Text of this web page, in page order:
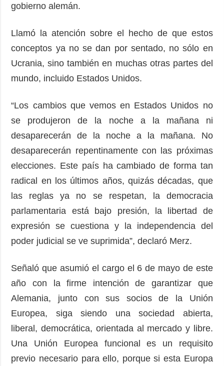
gobierno alemán.
Llamó la atención sobre el hecho de que estos
conceptos ya no se dan por sentado, no sólo en
Ucrania, sino también en muchas otras partes del
mundo, incluido Estados Unidos.
“Los cambios que vemos en Estados Unidos no
se produjeron de la noche a la mañana ni
desaparecerán de la noche a la mañana. No
desaparecerán repentinamente con las próximas
elecciones. Este país ha cambiado de forma tan
radical en los últimos años, quizás décadas, que
las reglas ya no se respetan, la democracia
parlamentaria está bajo presión, la libertad de
expresión se cuestiona y la independencia del
poder judicial se ve suprimida”, declaró Merz.
Señaló que asumió el cargo el 6 de mayo de este
año con la firme intención de garantizar que
Alemania, junto con sus socios de la Unión
Europea, siga siendo una sociedad abierta,
liberal, democrática, orientada al mercado y libre.
Una Unión Europea funcional es un requisito
previo necesario para ello, porque si esta Europa